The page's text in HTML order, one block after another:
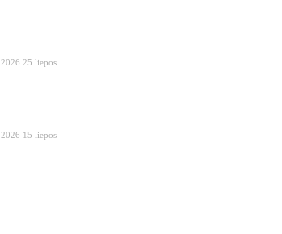
2026 25 liepos
2026 15 liepos